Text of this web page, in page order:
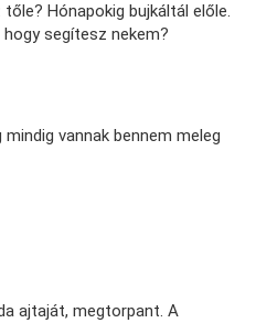
Hónapokig bujkáltál előle.
segítesz nekem?
vannak bennem meleg
ajtaját, megtorpant. A